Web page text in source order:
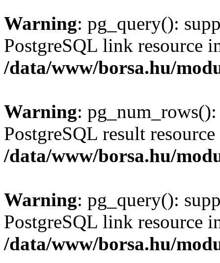
Warning: pg_query():
PostgreSQL link resource
/data/www/borsa.hu/
Warning:
PostgreSQL result
/data/www/borsa.hu/
Warning: pg_query():
PostgreSQL link resource
/data/www/borsa.hu/